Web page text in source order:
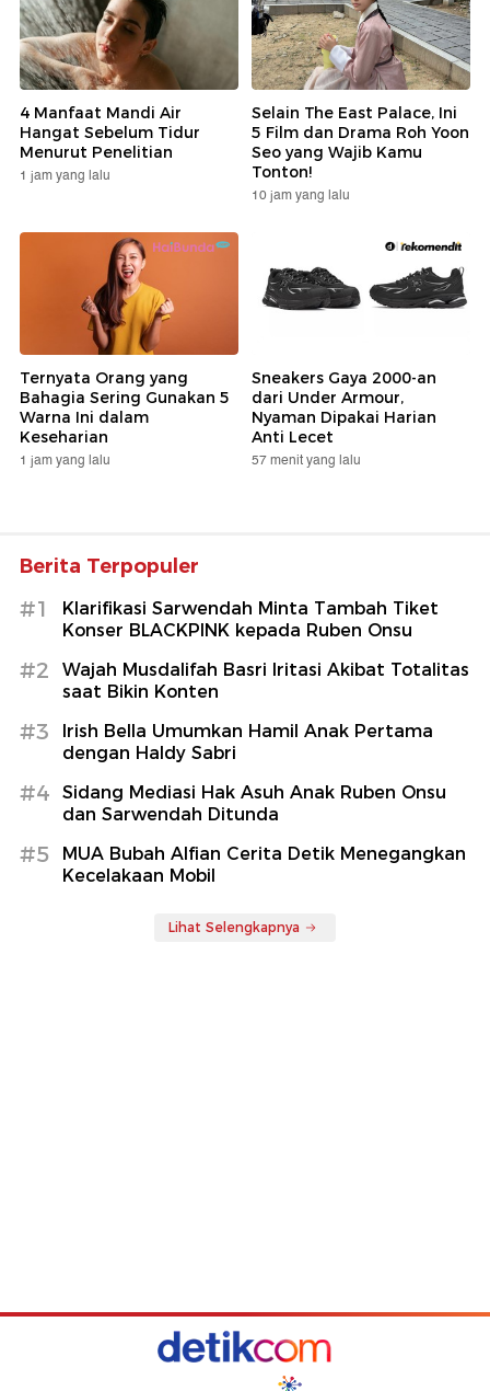
4 Manfaat Mandi Air
Hangat Sebelum Tidur
Menurut Penelitian
1 jam yang lalu
Selain The East Palace, Ini
5 Film dan Drama Roh Yoon
Seo yang Wajib Kamu
Tonton!
10 jam yang lalu
Ternyata Orang yang
Bahagia Sering Gunakan 5
Warna Ini dalam
Keseharian
1 jam yang lalu
Sneakers Gaya 2000-an
dari Under Armour,
Nyaman Dipakai Harian
Anti Lecet
57 menit yang lalu
Berita Terpopuler
#1
Klarifikasi Sarwendah Minta Tambah Tiket
Konser BLACKPINK kepada Ruben Onsu
#2
Wajah Musdalifah Basri Iritasi Akibat Totalitas
saat Bikin Konten
#3
Irish Bella Umumkan Hamil Anak Pertama
dengan Haldy Sabri
#4
Sidang Mediasi Hak Asuh Anak Ruben Onsu
dan Sarwendah Ditunda
#5
MUA Bubah Alfian Cerita Detik Menegangkan
Kecelakaan Mobil
Lihat Selengkapnya